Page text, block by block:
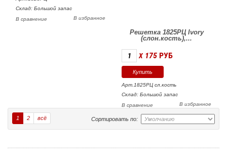
Склад: Большой запас
В избранное
В сравнение
Решетка 1825РЦ Ivory
(слон.кость),...
X 175 РУБ
Арт.1825РЦ сл.кость
Склад: Большой запас
В избранное
В сравнение
Сортировать по:
1 2 всё